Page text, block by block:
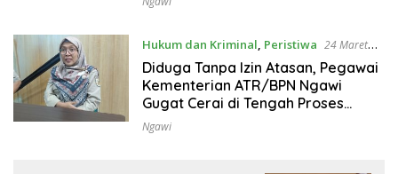
Hukum dan Kriminal, Peristiwa 24 Maret
2025
Diduga Tanpa Izin Atasan, Pegawai
Kementerian ATR/BPN Ngawi
Gugat Cerai di Tengah Proses
Hukum
Ngawi